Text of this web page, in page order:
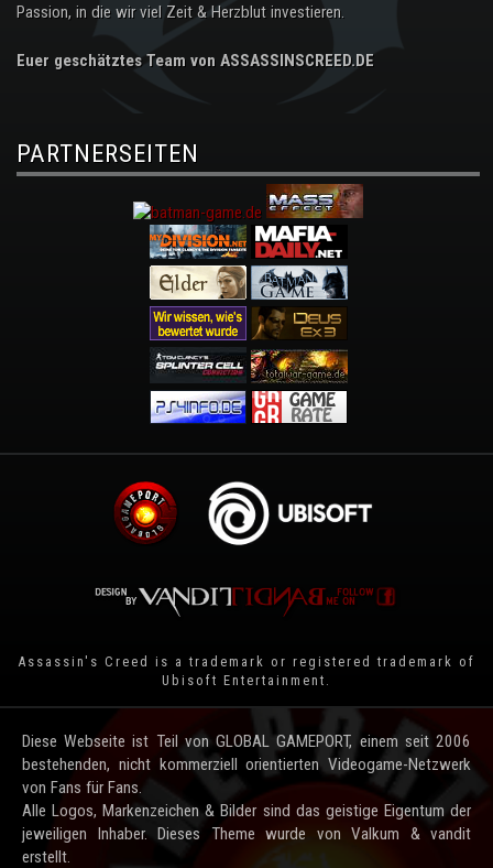
Passion, in die wir viel Zeit & Herzblut investieren.
Euer geschätztes Team von ASSASSINSCREED.DE
PARTNERSEITEN
Assassin's Creed is a trademark or registered trademark of
Ubisoft Entertainment
Diese Webseite ist Teil von GLOBAL GAMEPORT, einem seit 2006
bestehenden, nicht kommerziell orientierten Videogame-Netzwerk
von Fans für Fans.
Alle Logos, Markenzeichen & Bilder sind das geistige Eigentum der
jeweiligen Inhaber. Dieses Theme wurde von Valkum & vandit
erstellt.